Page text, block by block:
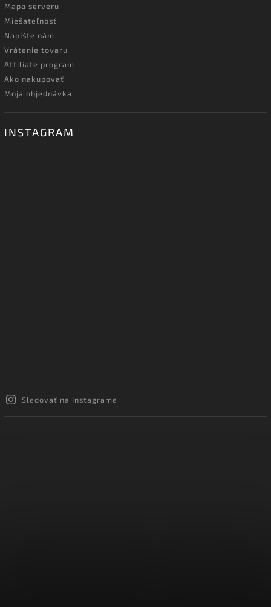
Mapa serveru
Miešateľnosť
Napíšte nám
Vrátenie tovaru
Affiliate program
Ako nakupovať
Moja objednávka
INSTAGRAM
Sledovať na Instagrame